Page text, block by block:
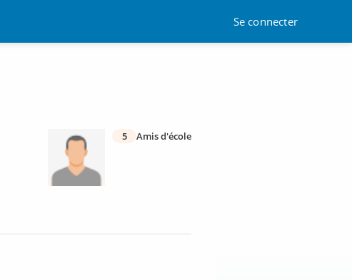
Se connecter
5 Amis d'école